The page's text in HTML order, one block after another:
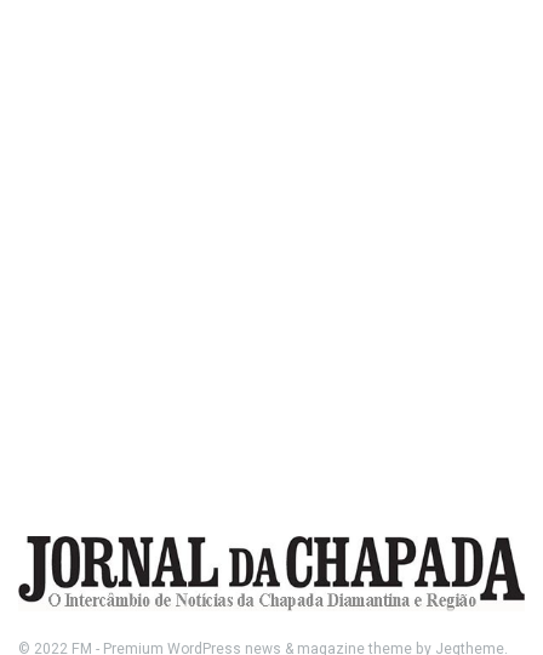
© 2022 FM - Premium WordPress news & magazine theme by Jegtheme.